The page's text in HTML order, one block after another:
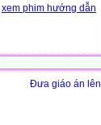
xem phim hướng dẫn
Đưa giáo án lên